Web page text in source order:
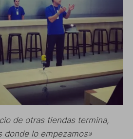
de otras tiendas termina,
donde lo empezamos»